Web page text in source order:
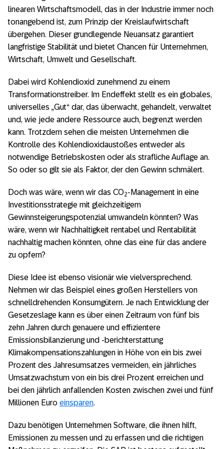
linearen Wirtschaftsmodell, das in der Industrie immer noch
tonangebend ist, zum Prinzip der Kreislaufwirtschaft
übergehen. Dieser grundlegende Neuansatz garantiert
langfristige Stabilität und bietet Chancen für Unternehmen,
Wirtschaft, Umwelt und Gesellschaft.
Dabei wird Kohlendioxid zunehmend zu einem
Transformationstreiber. Im Endeffekt stellt es ein globales,
universelles „Gut“ dar, das überwacht, gehandelt, verwaltet
und, wie jede andere Ressource auch, begrenzt werden
kann. Trotzdem sehen die meisten Unternehmen die
Kontrolle des Kohlendioxidaustoßes entweder als
notwendige Betriebskosten oder als strafliche Auflage an.
So oder so gilt sie als Faktor, der den Gewinn schmälert.
Doch was wäre, wenn wir das CO2-Management in eine
Investitionsstrategie mit gleichzeitigem
Gewinnsteigerungspotenzial umwandeln könnten? Was
wäre, wenn wir Nachhaltigkeit rentabel und Rentabilität
nachhaltig machen könnten, ohne das eine für das andere
zu opfern?
Diese Idee ist ebenso visionär wie vielversprechend.
Nehmen wir das Beispiel eines großen Herstellers von
schnelldrehenden Konsumgütern. Je nach Entwicklung der
Gesetzeslage kann es über einen Zeitraum von fünf bis
zehn Jahren durch genauere und effizientere
Emissionsbilanzierung und -berichterstattung
Klimakompensationszahlungen in Höhe von ein bis zwei
Prozent des Jahresumsatzes vermeiden, ein jährliches
Umsatzwachstum von ein bis drei Prozent erreichen und
bei den jährlich anfallenden Kosten zwischen zwei und fünf
Millionen Euro einsparen.
Dazu benötigen Unternehmen Software, die ihnen hilft,
Emissionen zu messen und zu erfassen und die richtigen